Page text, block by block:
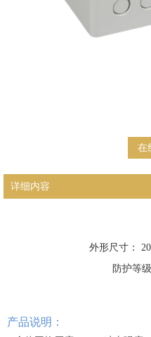
在
详细内容
外形尺寸：
防护等
产品说明：